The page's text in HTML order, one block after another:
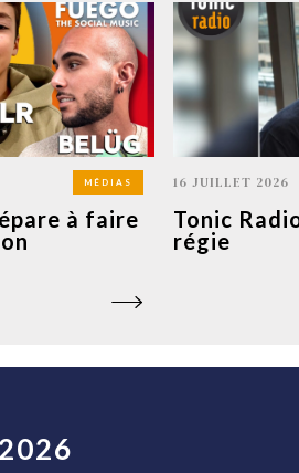
MÉDIAS
à faire
16 JUILLET 2026
Tonic
régie